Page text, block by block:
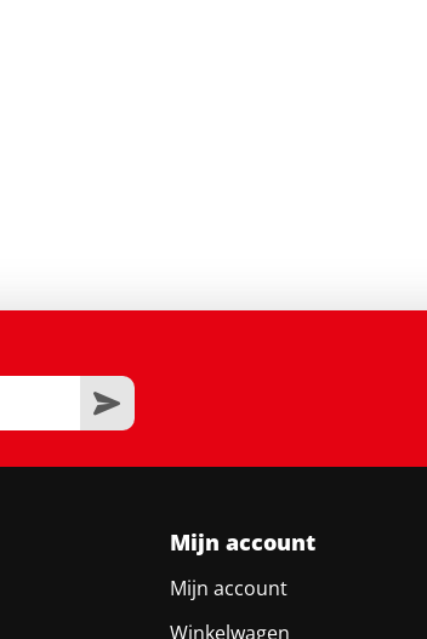
Mijn account
Mijn account
Winkelwagen